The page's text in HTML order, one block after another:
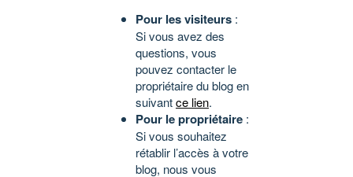
Pour les visiteurs :
Si vous avez des
questions, vous
pouvez contacter le
propriétaire du blog en
suivantce lien.
Pour le propriétaire :
Si vous souhaitez
rétablir l’accès à votre
blog, nous vous